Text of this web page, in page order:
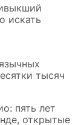
искать
тысяч
пять лет
открытые